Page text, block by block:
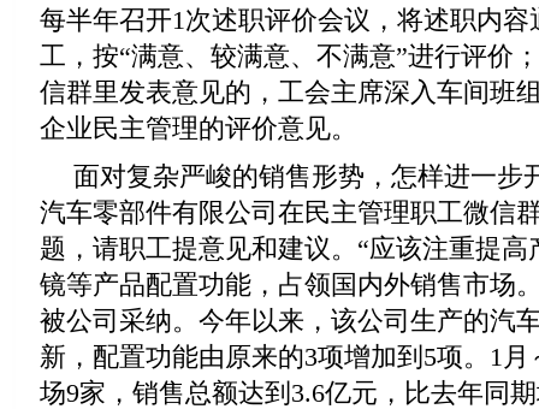
每半年召开1次述职评价会议，将述职内
工，按“满意、较满意、不满意”进行评价
信群里发表意见的，工会主席深入车间班
企业民主管理的评价意见。
面对复杂严峻的销售形势，怎样进一步
汽车零部件有限公司在民主管理职工微信
题，请职工提意见和建议。“应该注重提
镜等产品配置功能，占领国内外销售市场
被公司采纳。今年以来，该公司生产的汽
新，配置功能由原来的3项增加到5项。1
场9家，销售总额达到3.6亿元，比去年同